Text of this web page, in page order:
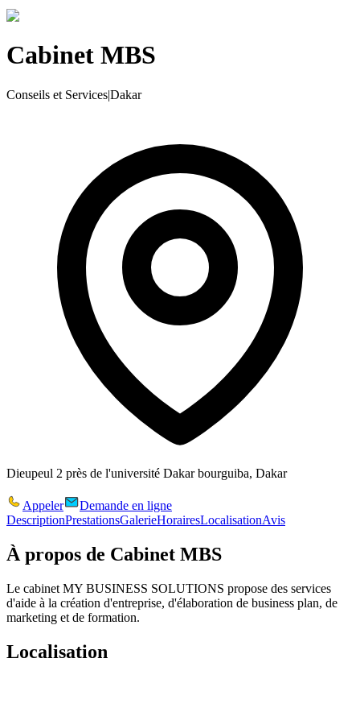
Cabinet MBS
Conseils et Services|Dakar
Dieupeul 2 près de l'université Dakar bourguiba, Dakar
Appeler
Demande en ligne
DescriptionPrestationsGalerieHorairesLocalisationAvis
À propos de Cabinet MBS
Le cabinet MY BUSINESS SOLUTIONS propose des services
d'aide à la création d'entreprise, d'élaboration de business plan, de
marketing et de formation.
Localisation